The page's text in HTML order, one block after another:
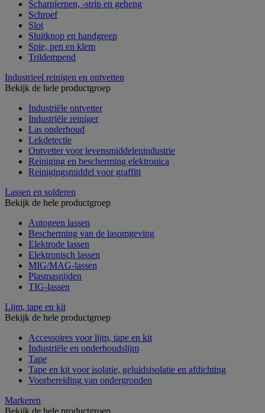
Scharnierpen, -strip en geheng
Schroef
Slot
Sluitknop en handgreep
Spie, pen en klem
Trildempend
Industrieel reinigen en ontvetten
Bekijk de hele productgroep
Industriële ontvetter
Industriële reiniger
Las onderhoud
Lekdetectie
Ontvetter voor levensmiddelenindustrie
Reiniging en bescherming elektronica
Reinigingsmiddel voor graffiti
Lassen en solderen
Bekijk de hele productgroep
Autogeen lassen
Bescherming van de lasomgeving
Elektrode lassen
Elektronisch lassen
MIG/MAG-lassen
Plasmasnijden
TIG-lassen
Lijm, tape en kit
Bekijk de hele productgroep
Accessoires voor lijm, tape en kit
Industriële en onderhoudslijm
Tape
Tape en kit voor isolatie, geluidsisolatie en afdichting
Voorbereiding van ondergronden
Markeren
Bekijk de hele productgroep